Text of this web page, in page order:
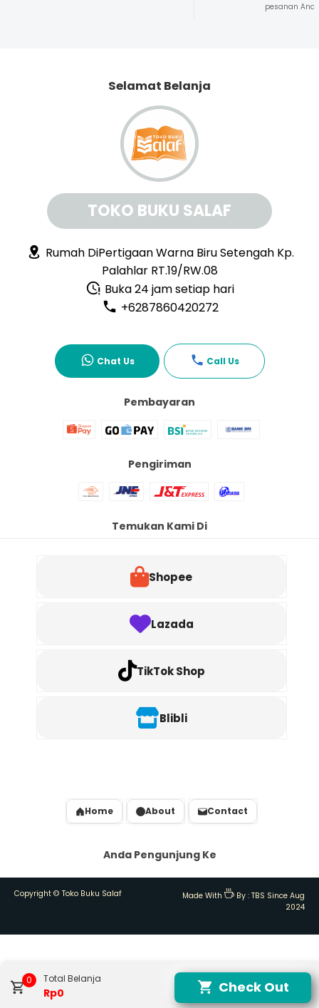
pesanan
Selamat Belanja
TOKO BUKU SALAF
Rumah DiPertigaan Warna Biru Setengah Kp.
Palahlar RT.19/RW.08
Buka 24 jam setiap hari
+6287860420272
Chat Us Call Us
Pembayaran
Pengiriman
Temukan Kami Di
Shopee
Lazada
TikTok Shop
Blibli
Home About Contact
Anda Pengunjung Ke
Copyright © Toko Buku Salaf Made With By : TBS Since Aug
2024
0 Total Belanja
Rp0 Check Out